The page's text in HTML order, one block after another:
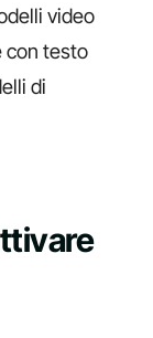
video
con testo
di